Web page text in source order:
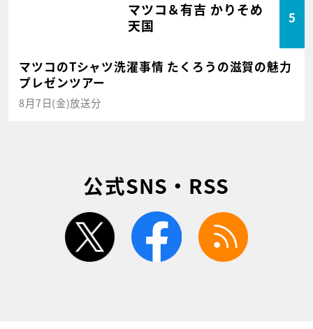
マツコ＆有吉 かりそめ
天国
5
マツコのTシャツ洗濯事情 たくろうの滋賀の魅力
プレゼンツアー
8月7日(金)放送分
公式SNS・RSS
twitter facebook